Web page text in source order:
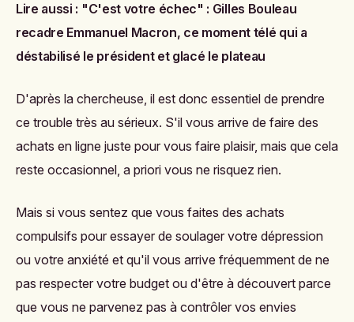
Lire aussi : "C'est votre échec" : Gilles Bouleau
recadre Emmanuel Macron, ce moment télé qui a
déstabilisé le président et glacé le plateau
D'après la chercheuse, il est donc essentiel de prendre
ce trouble très au sérieux. S'il vous arrive de faire des
achats en ligne juste pour vous faire plaisir, mais que cela
reste occasionnel, a priori vous ne risquez rien.
Mais si vous sentez que vous faites des achats
compulsifs pour essayer de soulager votre dépression
ou votre anxiété et qu'il vous arrive fréquemment de ne
pas respecter votre budget ou d'être à découvert parce
que vous ne parvenez pas à contrôler vos envies